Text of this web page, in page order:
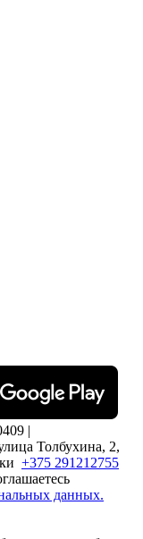
|
Толбухина, 2,
+375 291212755
данных.